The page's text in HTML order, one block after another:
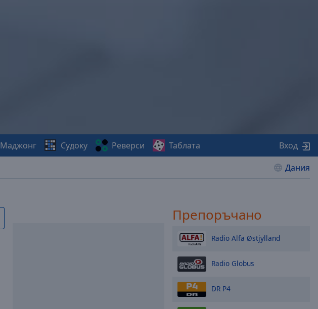
Дания
Маджонг Судоку Реверси Таблата Вход
Препоръчано
Radio Alfa Østjylland
Radio Globus
DR P4